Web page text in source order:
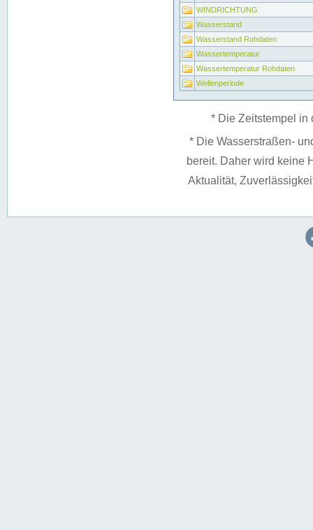
WINDRICHTUNG
Wasserstand
Wasserstand Rohdaten
Wassertemperatur
Wassertemperatur Rohdaten
Wellenperiode
* Die Zeitstempel in
* Die Wasserstraßen-
bereit. Daher wird keine
Aktualität,